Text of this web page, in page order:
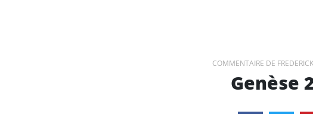
COMMENTAIRE DE
Genèse